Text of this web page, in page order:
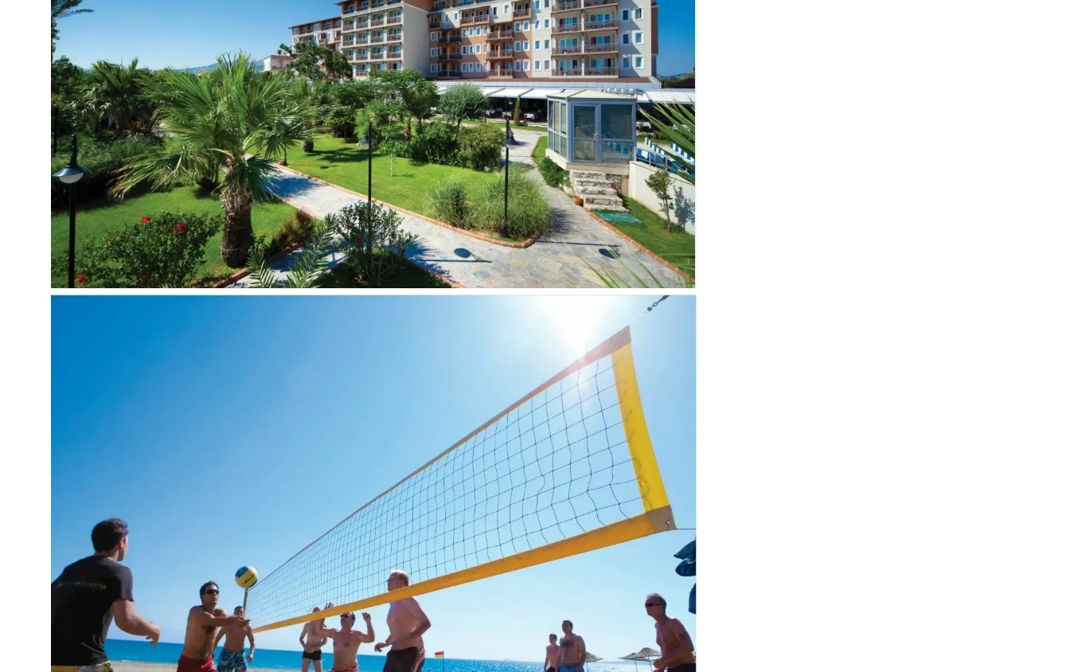
Petankė
Paplūdimio tinklinis
Animacijos programos
Už papildomą mokestį
Vandens sporto priemonės
SPA salonas
Masažas
Sauna
Vaikams:
Žaidimų aikštelė
Vaikų baseinas
Vaikų klubas
Animacijos programos vaikams
Adresas:Gümüldür Fevzi Çakmak, Sahil Cd. No:13, 35480 Menderes/İzmir, Türkiye
Telefonas:+90 850 840 8200